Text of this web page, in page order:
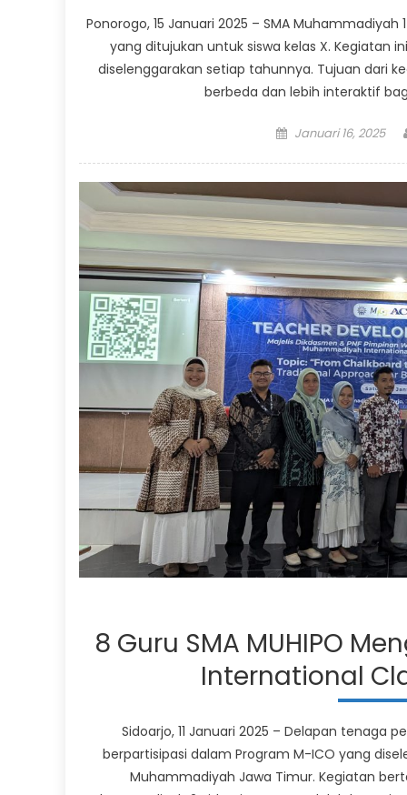
Ponorogo, 15 Januari 2025 – SMA
yang ditujukan untuk siswa kelas X. Kegiatan
diselenggarakan setiap tahunnya. Tujuan dari
berbeda dan lebih interaktif
Posted
Januari 16, 2025
8 Guru SMA MUHIPO
International
Sidoarjo, 11 Januari 2025 – Delapan tenaga
berpartisipasi dalam Program M-ICO yang
Muhammadiyah Jawa Timur. Kegiatan